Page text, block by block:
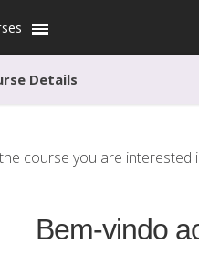
Details
course you are interested
Bem-vindo